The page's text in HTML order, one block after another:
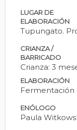
LUGAR DE
ELABORACIÓN
Tupungato.
CRIANZA /
BARRICADO
Crianza: 3
ELABORACIÓN
Fermentación
ENÓLOGO
Paula